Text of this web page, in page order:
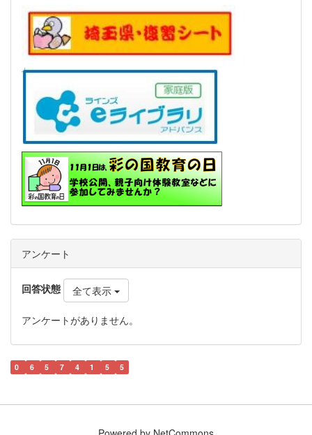
アンケート
回答状態 全て表示
アンケートがありません。
0 6 5 7 4 1 5 5